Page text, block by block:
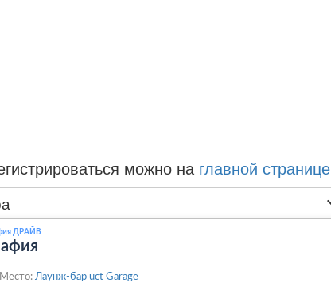
можно на главной странице
ДРАЙВ
Место: Лаунж-бар uct Garage